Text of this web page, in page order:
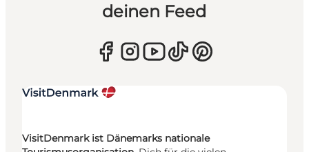
deinen Feed
VisitDenmark ist Dänemarks nationale